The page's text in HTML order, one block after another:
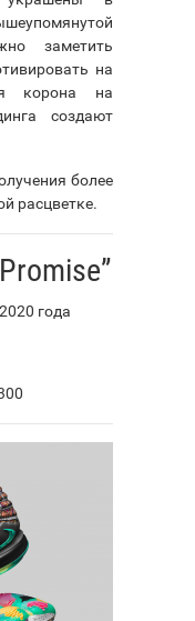
заметить
на
корона на
создают
более
расцветке.
года